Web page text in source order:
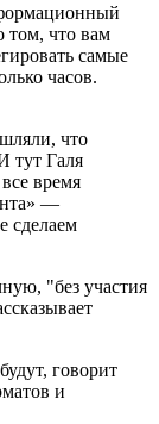
том, что вам
самые
часов.
что
тут Галя
время
—
сделаем
"без участия
говорит
и